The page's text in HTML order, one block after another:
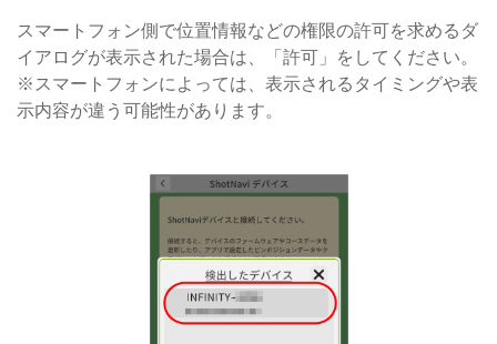
スマートフォン側で位置情報などの権限の許可を求めるダ
イアログが表示された場合は、「許可」をしてください。
※スマートフォンによっては、表示されるタイミングや表
示内容が違う可能性があります。